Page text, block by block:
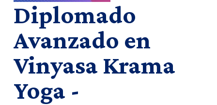
Diplomado
Avanzado en
Vinyasa Krama
Yoga -